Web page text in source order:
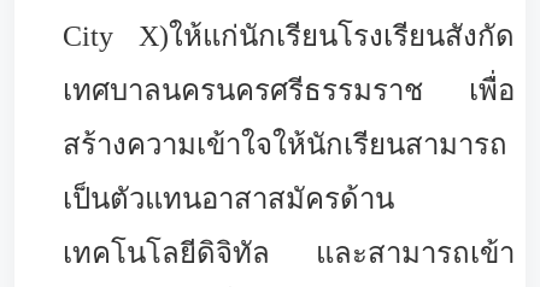
City X)ให้แก่นักเรียนโรงเรียนสังกัด
เทศบาลนครนครศรีธรรมราช เพื่อ
สร้างความเข้าใจให้นักเรียนสามารถ
เป็นตัวแทนอาสาสมัครด้าน
เทคโนโลยีดิจิทัล และสามารถเข้า